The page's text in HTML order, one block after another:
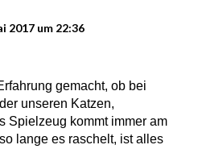
2017 um 22:36
gemacht, ob bei
unseren Katzen,
Spielzeug kommt immer am
lange es raschelt, ist alles